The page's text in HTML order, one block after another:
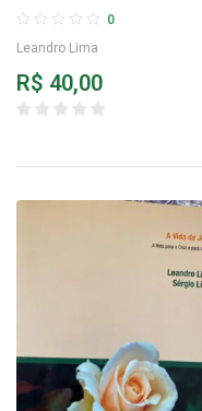
Escatológica – Leandro
Lima
0
Leandro Lima
R$ 40,00